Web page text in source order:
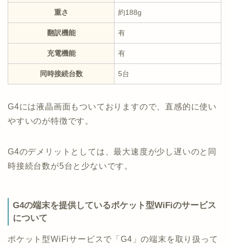
重さ 約188g
翻訳機能 有
充電機能 有
同時接続台数 5台
G4には液晶画面もついておりますので、直感的に使い
やすいのが特徴です。
G4のデメリットとしては、最大速度が少し遅いのと同
時接続台数が5台と少ないです。
G4の端末を提供しているポケット型WiFiのサービス
について
ポケット型WiFiサービスで「G4」の端末を取り扱って